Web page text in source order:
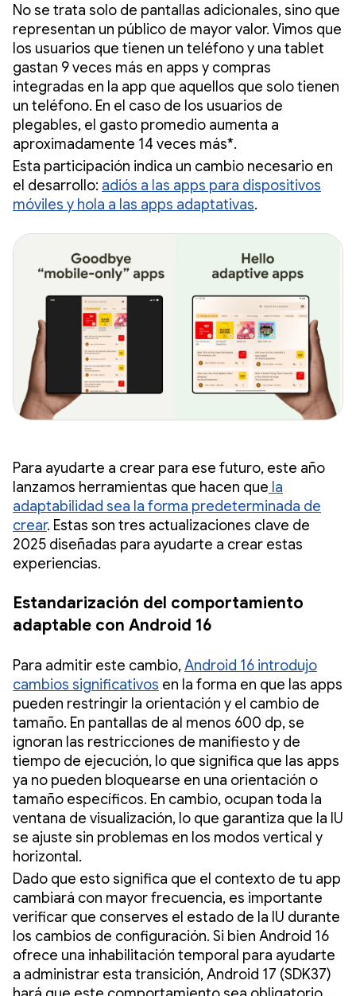
No se trata solo de pantallas adicionales, sino que
representan un público de mayor valor. Vimos que
los usuarios que tienen un teléfono y una tablet
gastan 9 veces más en apps y compras
integradas en la app que aquellos que solo tienen
un teléfono. En el caso de los usuarios de
plegables, el gasto promedio aumenta a
aproximadamente 14 veces más*.
Esta participación indica un cambio necesario en
el desarrollo: adiós a las apps para dispositivos
móviles y hola a las apps adaptativas.
Para ayudarte a crear para ese futuro, este año
lanzamos herramientas que hacen que la
adaptabilidad sea la forma predeterminada de
crear. Estas son tres actualizaciones clave de
2025 diseñadas para ayudarte a crear estas
experiencias.
Estandarización del comportamiento
adaptable con Android 16
Para admitir este cambio,Android 16 introdujo
cambios significativos en la forma en que las apps
pueden restringir la orientación y el cambio de
tamaño. En pantallas de al menos 600 dp, se
ignoran las restricciones de manifiesto y de
tiempo de ejecución, lo que significa que las apps
ya no pueden bloquearse en una orientación o
tamaño específicos. En cambio, ocupan toda la
ventana de visualización, lo que garantiza que la IU
se ajuste sin problemas en los modos vertical y
horizontal.
Dado que esto significa que el contexto de tu app
cambiará con mayor frecuencia, es importante
verificar que conserves el estado de la IU durante
los cambios de configuración. Si bien Android 16
ofrece una inhabilitación temporal para ayudarte
a administrar esta transición, Android 17 (SDK37)